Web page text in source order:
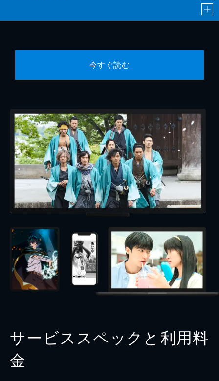
今すぐ読む
サービススペックと利用料
金